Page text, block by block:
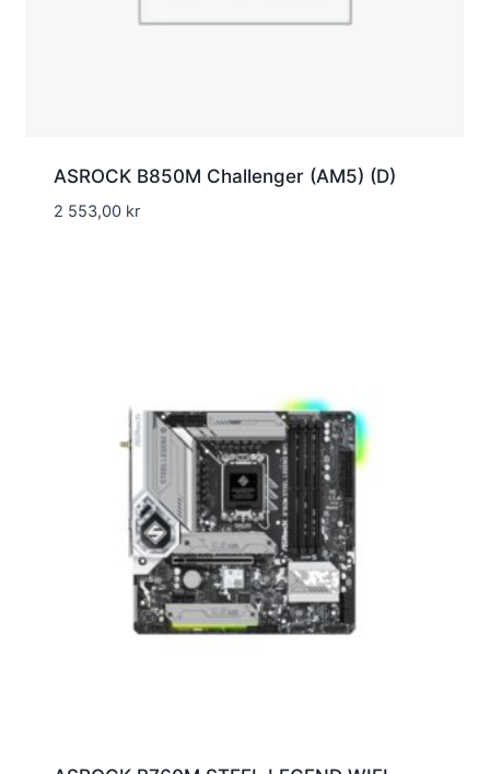
ASROCK B850M Challenger (AM5) (D)
2 553,00 kr